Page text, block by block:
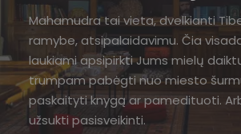
Mahamudra tai vieta, dvelkianti
ramybe, atsipalaidavimu. Čia
laukiami apsipirkti Jums mielų
trumpam pabėgti nuo miesto
paskaityti knygą ar pamedituoti.
užsukti pasisveikinti.